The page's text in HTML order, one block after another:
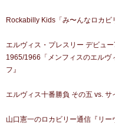
Rockabilly Kids「み〜んなロカビ
エルヴィス・プレスリー デビュ
1965/1966「メンフィスのエルヴ
フ』
エルヴィス十番勝負 その五 vs. サ
山口憲一のロカビリー通信『リー